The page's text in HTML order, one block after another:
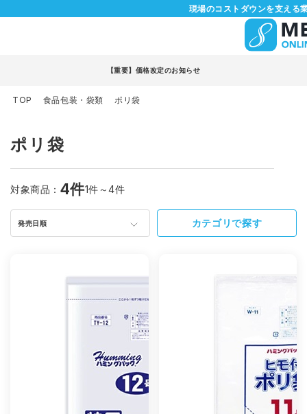
現場のコストダウンを支える
【重要】価格改定のお知らせ
TOP 食品包装・袋類 ポリ袋
ポリ袋
対象商品： 4件1件～4件
発売日順 カテゴリで探す